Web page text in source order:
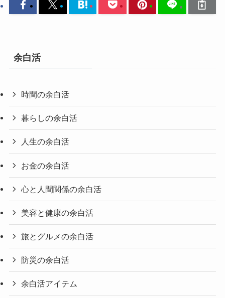
余白活
時間の余白活
暮らしの余白活
人生の余白活
お金の余白活
心と人間関係の余白活
美容と健康の余白活
旅とグルメの余白活
防災の余白活
余白活アイテム